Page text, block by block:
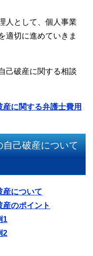
人として、個人事業
適切に進めていきま
己破産に関する相談
に関する弁護士費用
己破産について
産について
のポイント
1
2